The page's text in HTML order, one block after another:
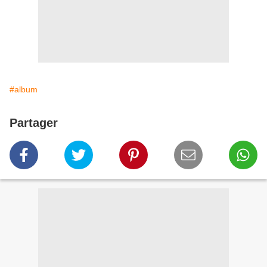
#album
Partager